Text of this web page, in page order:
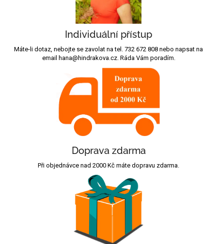
Individuální přístup
Máte-li dotaz, nebojte se zavolat na tel. 732 672 808 nebo napsat na
email hana@hindrakova.cz. Ráda Vám poradím.
Doprava zdarma
Při objednávce nad 2000 Kč máte dopravu zdarma.